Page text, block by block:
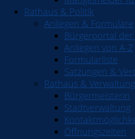
Rathaus & Politik
Anliegen & Formulare
Bürgerportal
Anliegen von A-Z
Formularliste
Satzungen &
Rathaus & Verwaltung
Bürgermeisterin
Stadtverwaltung
Öffnungszeiten